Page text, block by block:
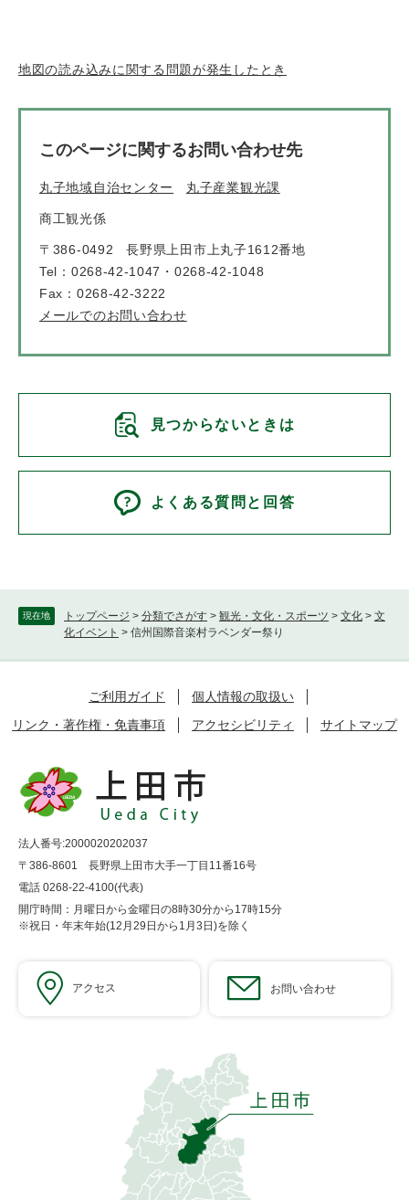
現在地 トップページ > 分類でさがす > 観光・文化・スポーツ > 文化 > 文
化イベント > 信州国際音楽村ラベンダー祭り
地図の読み込みに関する問題が発生したとき
このページに関するお問い合わせ先
丸子地域自治センター 丸子産業観光課
商工観光係
〒386-0492
長野県上田市上丸子1612番地
Tel：0268-42-1047・0268-42-1048
Fax：0268-42-3222
メールでのお問い合わせ
見つからないときは
よくある質問と回答
ご利用ガイド
個人情報の取扱い
リンク・著作権・免責事項
アクセシビリティ サイトマップ
法人番号:2000020202037
〒386-8601 長野県上田市大手一丁目11番16号
電話 0268-22-4100(代表)
開庁時間：月曜日から金曜日の8時30分から17時15分
※祝日・年末年始(12月29日から1月3日)を除く
アクセス お問い合わせ